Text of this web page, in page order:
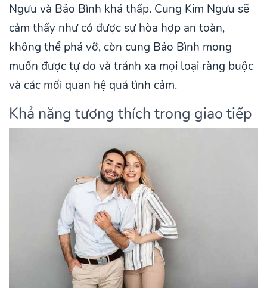
Ngưu và Bảo Bình khá thấp. Cung Kim Ngưu sẽ
cảm thấy như có được sự hòa hợp an toàn,
không thể phá vỡ, còn cung Bảo Bình mong
muốn được tự do và tránh xa mọi loại ràng buộc
và các mối quan hệ quá tình cảm.
Khả năng tương thích trong giao tiếp